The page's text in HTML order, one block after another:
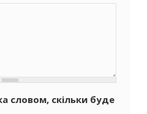
словом, скільки буде